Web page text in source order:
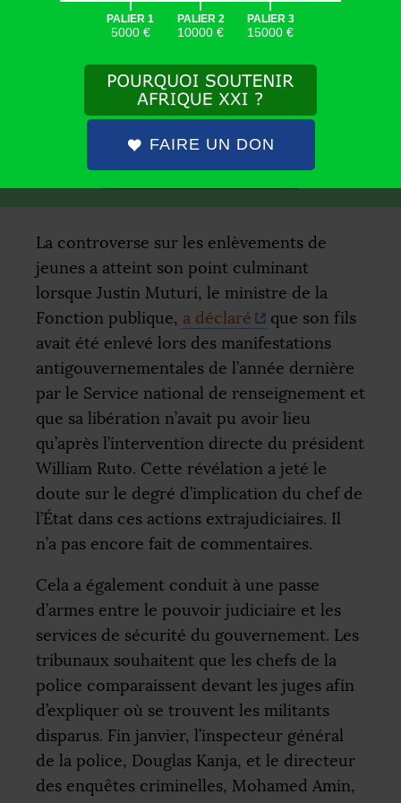
SOUTENEZ AFRIQUE XXI
AFRIQUE XXI EST UN MÉDIAGRATUIT ET SANS PUBLICITÉ
VOUS POUVEZNOUS SOUTENIREN FAISANTUN DONDÉFISCALISÉ
La controverse sur les enlèvements de
jeunes a atteint son point culminant
lorsque Justin Muturi, le ministre de la
Fonction publique, a déclaré
que son fils
avait été enlevé lors des manifestations
antigouvernementales de l’année dernière
par le Service national de renseignement et
que sa libération n’avait pu avoir lieu
qu’après l’intervention directe du président
William Ruto. Cette révélation a jeté le
doute sur le degré d’implication du chef de
l’État dans ces actions extrajudiciaires. Il
n’a pas encore fait de commentaires.
Cela a également conduit à une passe
d’armes entre le pouvoir judiciaire et les
services de sécurité du gouvernement. Les
tribunaux souhaitent que les chefs de la
police comparaissent devant les juges afin
d’expliquer où se trouvent les militants
disparus. Fin janvier, l’inspecteur général
de la police, Douglas Kanja, et le directeur
des enquêtes criminelles, Mohamed Amin,
|
PALIER 1
5000 €
|
PALIER 2
10000 €
|
PALIER 3
15000 €
FAIRE UN DON